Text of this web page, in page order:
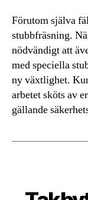
Förutom själva
stubbfräsning.
nödvändigt att
med speciella
ny växtlighet.
arbetet sköts av
gällande